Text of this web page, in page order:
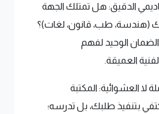
الدقيق: هل تمتلك الجهة
(هندسة، طب، قانون، لغات)؟
الوحيد لفهم
العميقة.
لا العشوائية: المكتبة
تكتفي بتنفيذ طلبك، بل تدرسه؛